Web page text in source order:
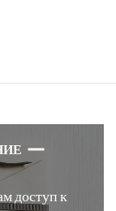
доступ к